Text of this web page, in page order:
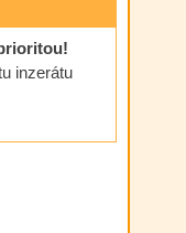
inzerátu